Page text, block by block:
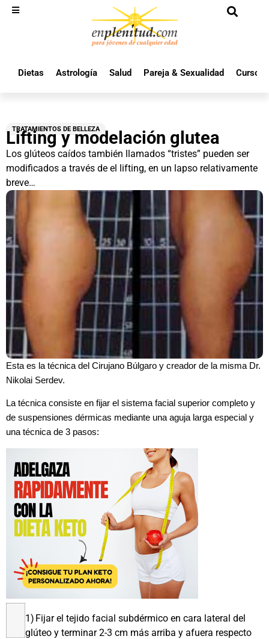
Dietas Astrología Salud Pareja & Sexualidad Cursos
TRATAMIENTOS DE BELLEZA
Lifting y modelación glutea
Los glúteos caídos también llamados “tristes” pueden ser
modificados a través de el lifting, en un lapso relativamente
breve…
Esta es la técnica del Cirujano Búlgaro y creador de la misma Dr.
Nikolai Serdev.
La técnica consiste en fijar el sistema facial superior completo y
de suspensiones dérmicas mediante una aguja larga especial y
una técnica de 3 pasos:
1) Fijar el tejido facial subdérmico en cara lateral del
glúteo y terminar 2-3 cm más arriba y afuera respecto